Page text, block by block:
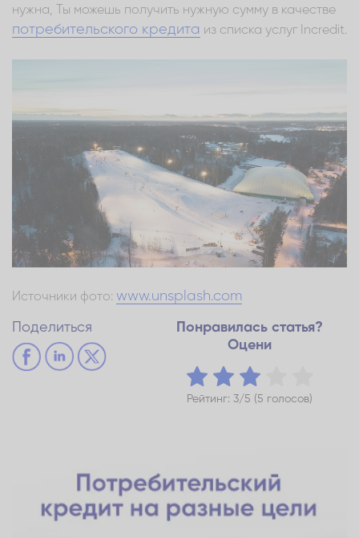
нужна, Ты можешь получить нужную сумму в качестве
потребительского кредита из списка услуг Incredit.
Источники фото: www.unsplash.com
Поделиться
Понравилась статья?
Оцени
Рейтинг: 3/5 (5 голосов)